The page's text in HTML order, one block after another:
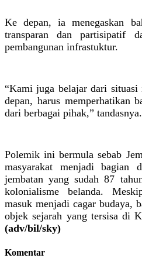
Ke depan, ia menegaskan
transparan dan partisipatif
pembangunan infrastuktur.
“Kami juga belajar dari situasi
depan, harus memperhatikan
dari berbagai pihak,” tandasnya.
Polemik ini bermula sebab
masyarakat menjadi bagian
jembatan yang sudah 87
kolonialisme belanda.
masuk menjadi cagar budaya,
objek sejarah yang tersisa di
(adv/bil/sky)
Komentar